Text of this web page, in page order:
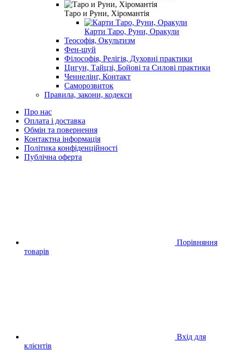
Таро и Руни, Хіромантія
Карти Таро, Руни, Оракули
Теософія, Окультизм
Фен-шуй
Філософія, Релігія, Духовні практики
Цигун, Тайцзі, Бойові та Силові практики
Ченнелінг, Контакт
Саморозвиток
Правила, закони, кодекси
Про нас
Оплата і доставка
Обмін та повернення
Контактна інформація
Політика конфіденційності
Публічна оферта
Порівняння
товарів
Вхід для
клієнтів